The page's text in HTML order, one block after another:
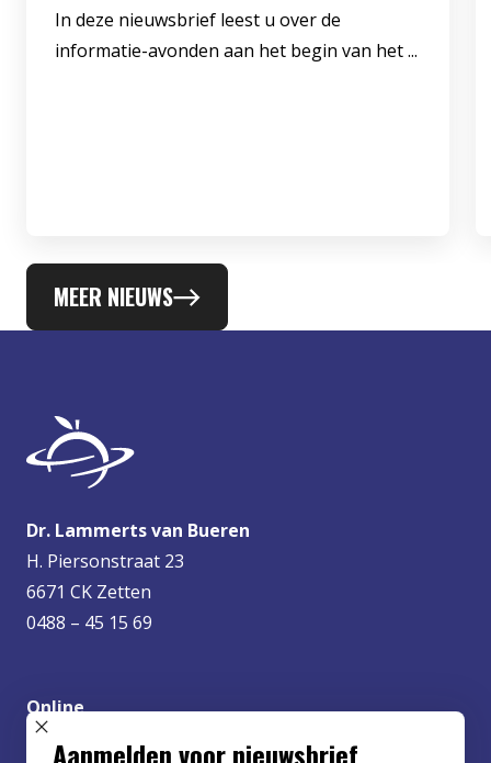
In deze nieuwsbrief leest u over de
informatie-avonden aan het begin van het ...
MEER NIEUWS
Dr. Lammerts van Bueren
H. Piersonstraat 23
6671 CK Zetten
0488 – 45 15 69
Online
info@lvbueren.nl
SLUIT POPUP
Aanmelden voor nieuwsbrief